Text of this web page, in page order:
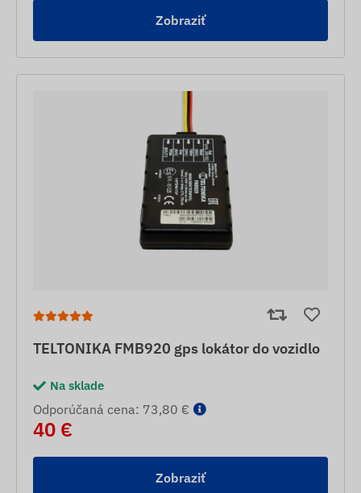
Zobraziť
TELTONIKA FMB920 gps lokátor do vozidlo
Na sklade
Odporúčaná cena: 73,80 €
40 €
Zobraziť